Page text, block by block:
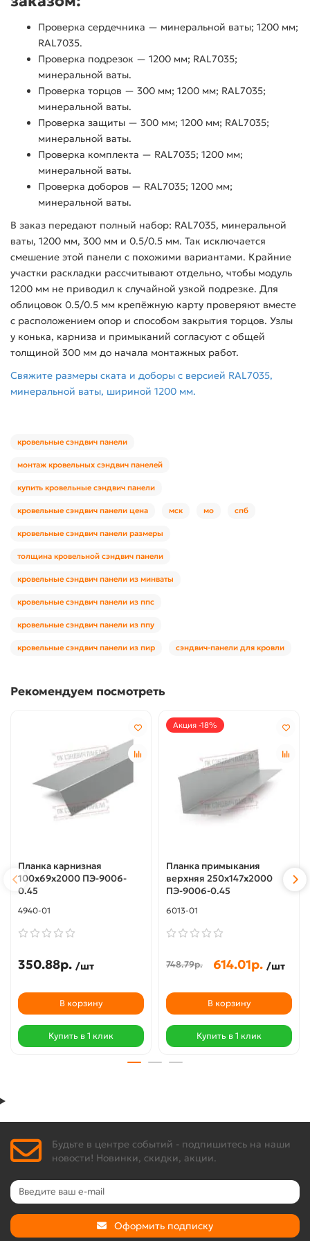
Проверка сердечника — минеральной ваты; 1200 мм;
RAL7035.
Проверка подрезок — 1200 мм; RAL7035;
минеральной ваты.
Проверка торцов — 300 мм; 1200 мм; RAL7035;
минеральной ваты.
Проверка защиты — 300 мм; 1200 мм; RAL7035;
минеральной ваты.
Проверка комплекта — RAL7035; 1200 мм;
минеральной ваты.
Проверка доборов — RAL7035; 1200 мм;
минеральной ваты.
В заказ передают полный набор: RAL7035, минеральной
ваты, 1200 мм, 300 мм и 0.5/0.5 мм. Так исключается
смешение этой панели с похожими вариантами. Крайние
участки раскладки рассчитывают отдельно, чтобы модуль
1200 мм не приводил к случайной узкой подрезке. Для
облицовок 0.5/0.5 мм крепёжную карту проверяют вместе
с расположением опор и способом закрытия торцов. Узлы
у конька, карниза и примыканий согласуют с общей
толщиной 300 мм до начала монтажных работ.
Свяжите размеры ската и доборы с версией RAL7035,
минеральной ваты, шириной 1200 мм.
кровельные сэндвич панели
монтаж кровельных сэндвич панелей
купить кровельные сэндвич панели
кровельные сэндвич панели цена мск мо спб
кровельные сэндвич панели размеры
толщина кровельной сэндвич панели
кровельные сэндвич панели из минваты
кровельные сэндвич панели из ппс
кровельные сэндвич панели из ппу
кровельные сэндвич панели из пир сэндвич-панели для кровли
Рекомендуем посмотреть
Планка карнизная
100х69х2000 ПЭ-9006-
0.45
4940-01
350.88р. /шт
В корзину
Купить в 1 клик
Акция -18%
Планка примыкания
верхняя 250х147х2000
ПЭ-9006-0.45
6013-01
748.79р. 614.01р. /шт
В корзину
Купить в 1 клик
Будьте в центре событий - подпишитесь на наши
новости! Новинки, скидки, акции.
Оформить подписку